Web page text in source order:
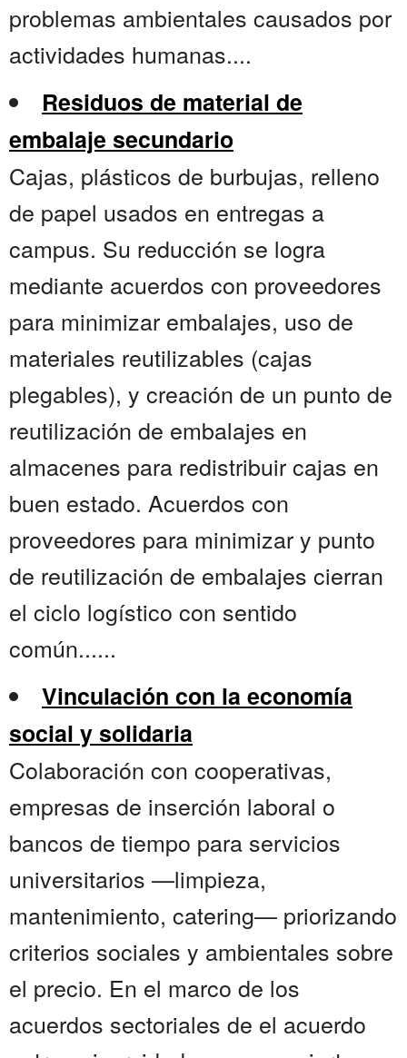
problemas ambientales causados por
actividades humanas....
Residuos de material de
embalaje secundario
Cajas, plásticos de burbujas, relleno
de papel usados en entregas a
campus. Su reducción se logra
mediante acuerdos con proveedores
para minimizar embalajes, uso de
materiales reutilizables (cajas
plegables), y creación de un punto de
reutilización de embalajes en
almacenes para redistribuir cajas en
buen estado. Acuerdos con
proveedores para minimizar y punto
de reutilización de embalajes cierran
el ciclo logístico con sentido
común......
Vinculación con la economía
social y solidaria
Colaboración con cooperativas,
empresas de inserción laboral o
bancos de tiempo para servicios
universitarios —limpieza,
mantenimiento, catering— priorizando
criterios sociales y ambientales sobre
el precio. En el marco de los
acuerdos sectoriales de el acuerdo